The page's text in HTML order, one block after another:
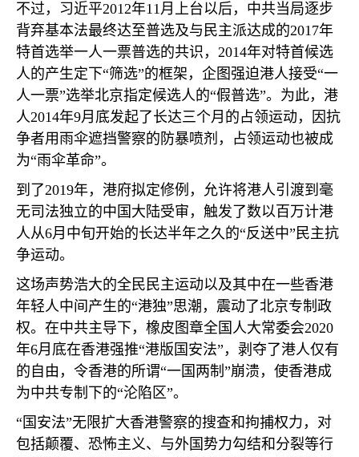
不过，习近平2012年11月上台以后，中共当局逐步
背弃基本法最终达至普选及与民主派达成的2017年
特首选举一人一票普选的共识， 2014年对特首候选
人的产生定下“筛选”的框架，企图强迫港人接受“一
人一票”选举北京指定候选人的“假普选”。为此，港
人2014年9月底发起了长达三个月的占领运动，因抗
争者用雨伞遮挡警察的防暴喷剂，占领运动也被成
为“雨伞革命”。
到了2019年，港府拟定修例，允许将港人引渡到毫
无司法独立的中国大陆受审，触发了数以百万计港
人从6月中旬开始的长达半年之久的“反送中”民主抗
争运动。
这场声势浩大的全民民主运动以及其中在一些香港
年轻人中间产生的“港独”思潮，震动了北京专制政
权。在中共主导下，橡皮图章全国人大常委会2020
年6月底在香港强推“港版国安法”，剥夺了港人仅有
的自由，令香港的所谓“一国两制”崩溃，使香港成
为中共专制下的“沦陷区”。
“国安法”无限扩大香港警察的搜查和拘捕权力，对
包括颠覆、恐怖主义、与外国势力勾结和分裂等行